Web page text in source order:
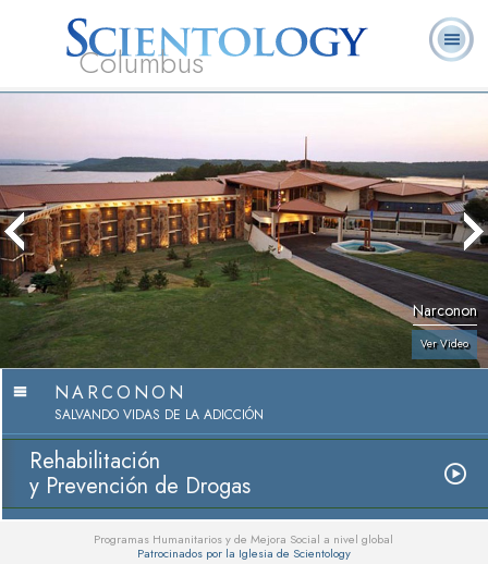
Columbus
Narconon
Ver Video
NARCONON
SALVANDO VIDAS DE LA ADICCIÓN
Rehabilitación
y Prevención de Drogas
Programas Humanitarios y de Mejora Social a nivel global
Patrocinados por la Iglesia de Scientology